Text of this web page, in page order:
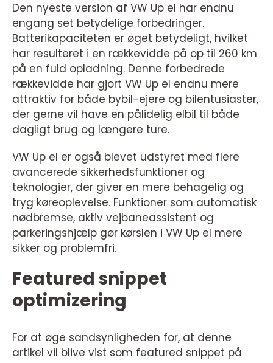
Den nyeste version af VW Up el har endnu
engang set betydelige forbedringer.
Batterikapaciteten er øget betydeligt, hvilket
har resulteret i en rækkevidde på op til 260 km
på en fuld opladning. Denne forbedrede
rækkevidde har gjort VW Up el endnu mere
attraktiv for både bybil-ejere og bilentusiaster,
der gerne vil have en pålidelig elbil til både
dagligt brug og længere ture.
VW Up el er også blevet udstyret med flere
avancerede sikkerhedsfunktioner og
teknologier, der giver en mere behagelig og
tryg køreoplevelse. Funktioner som automatisk
nødbremse, aktiv vejbaneassistent og
parkeringshjælp gør kørslen i VW Up el mere
sikker og problemfri.
Featured snippet
optimizering
For at øge sandsynligheden for, at denne
artikel vil blive vist som featured snippet på